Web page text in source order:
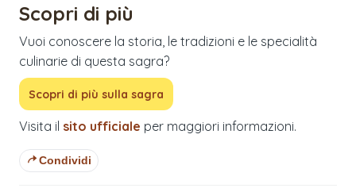
Scopri di più
Vuoi conoscere la storia, le tradizioni e le specialità
culinarie di questa sagra?
Scopri di più sulla sagra
Visita il sito ufficiale per maggiori informazioni.
Condividi